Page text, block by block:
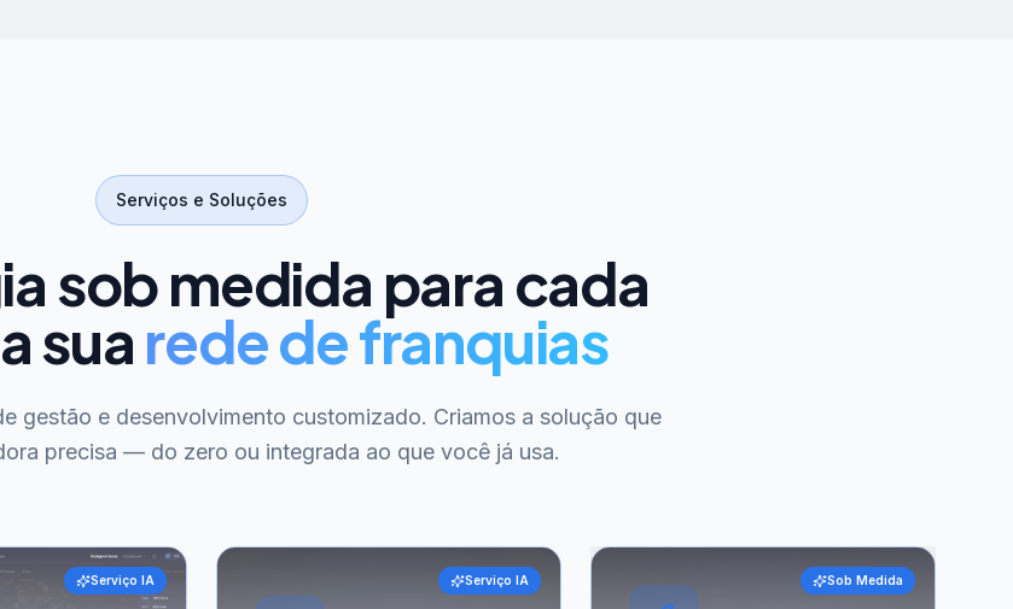
Serviços e Soluções
sob medida para cada
suarede de franquias
gestão e desenvolvimento customizado. Criamos a solução que
precisa — do zero ou integrada ao que você já usa.
Serviço IA Serviço IA Sob Medida